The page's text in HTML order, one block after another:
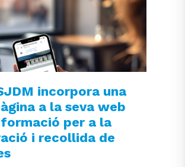
incorpora una
a la seva web
per a la
i recollida de